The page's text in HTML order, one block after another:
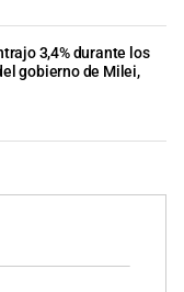
3,4% durante los
gobierno de Milei,